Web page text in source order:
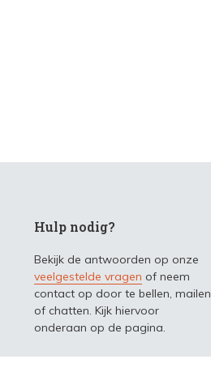
Hulp nodig?
Bekijk de antwoorden op onze
veelgestelde vragen of neem
contact op door te bellen, mailen
of chatten. Kijk hiervoor
onderaan op de pagina.